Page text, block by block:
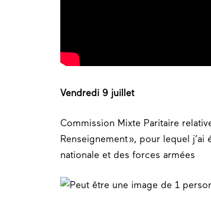
Vendredi 9 juillet
Commission Mixte Paritaire
Renseignement », pour lequel
nationale et des forces armées